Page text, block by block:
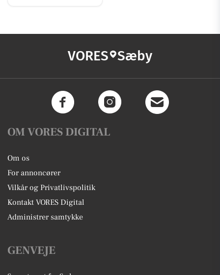
VORES Sæby
OM VORES DIGITAL
Om os
For annoncører
Vilkår og Privatlivspolitik
Kontakt VORES Digital
Administrer samtykke
GENVEJE